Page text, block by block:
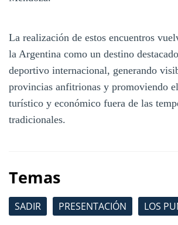
La realización de estos encuentros
la Argentina como un destino
deportivo internacional, generando
provincias anfitrionas y promoviendo
turístico y económico fuera de las
tradicionales.
Temas
SADIR PRESENTACIÓN LOS